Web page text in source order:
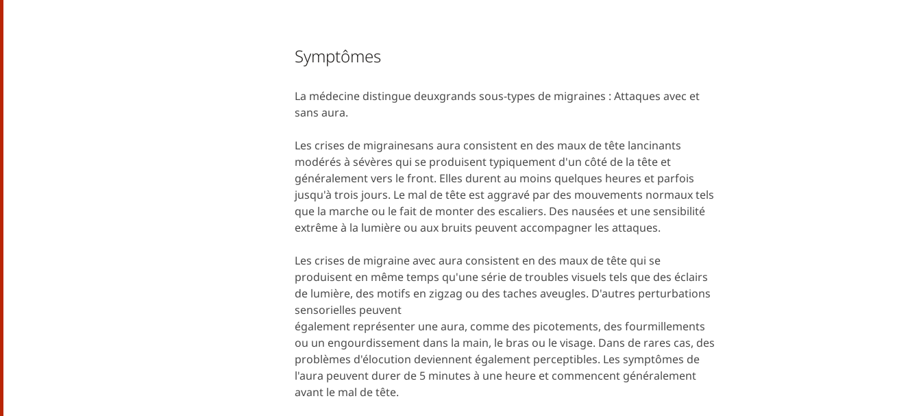
Symptômes
La médecine distingue deuxgrands sous-types de migraines : Attaques avec et
sans aura.
Les crises de migrainesans aura consistent en des maux de tête lancinants
modérés à sévères qui se produisent typiquement d'un côté de la tête et
généralement vers le front. Elles durent au moins quelques heures et parfois
jusqu'à trois jours. Le mal de tête est aggravé par des mouvements normaux tels
que la marche ou le fait de monter des escaliers. Des nausées et une sensibilité
extrême à la lumière ou aux bruits peuvent accompagner les attaques.
Les crises de migraine avec aura consistent en des maux de tête qui se
produisent en même temps qu'une série de troubles visuels tels que des éclairs
de lumière, des motifs en zigzag ou des taches aveugles. D'autres perturbations
sensorielles peuvent
également représenter une aura, comme des picotements, des fourmillements
ou un engourdissement dans la main, le bras ou le visage. Dans de rares cas, des
problèmes d'élocution deviennent également perceptibles. Les symptômes de
l'aura peuvent durer de 5 minutes à une heure et commencent généralement
avant le mal de tête.